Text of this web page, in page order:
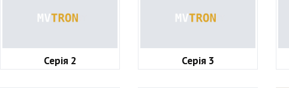
Серія 2 Серія 3